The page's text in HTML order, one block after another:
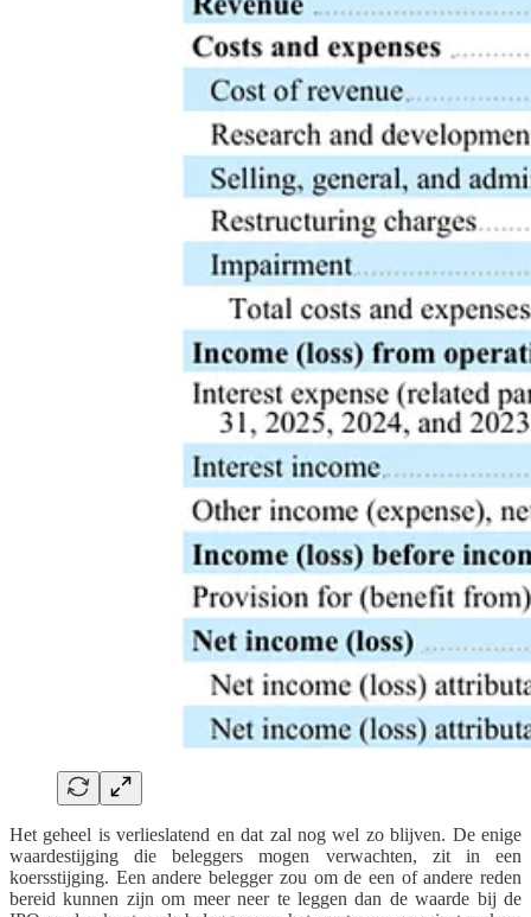
Het geheel is verlieslatend en dat zal nog wel zo blijven. De enige
waardestijging die beleggers mogen verwachten, zit in een
koersstijging. Een andere belegger zou om de een of andere reden
bereid kunnen zijn om meer neer te leggen dan de waarde bij de